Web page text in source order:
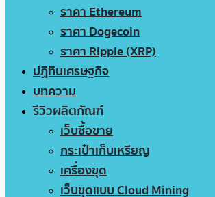
ราคา Ethereum
ราคา Dogecoin
ราคา Ripple (XRP)
ปฏิทินเศรษฐกิจ
บทความ
รีวิวผลิตภัณฑ์
เว็บซื้อขาย
กระเป๋าเก็บเหรียญ
เครื่องขุด
เว็บขุดแบบ Cloud Mining